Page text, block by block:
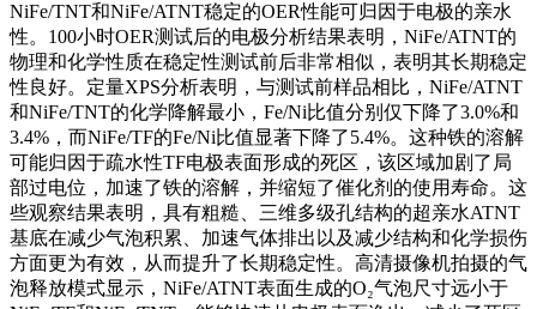
NiFe/TNT和NiFe/ATNT稳定的OER性能可归因于电极的亲水
性。100小时OER测试后的电极分析结果表明，NiFe/ATNT的
物理和化学性质在稳定性测试前后非常相似，表明其长期稳定
性良好。定量XPS分析表明，与测试前样品相比，NiFe/ATNT
和NiFe/TNT的化学降解最小，Fe/Ni比值分别仅下降了3.0%和
3.4%，而NiFe/TF的Fe/Ni比值显著下降了5.4%。这种铁的溶解
可能归因于疏水性TF电极表面形成的死区，该区域加剧了局
部过电位，加速了铁的溶解，并缩短了催化剂的使用寿命。这
些观察结果表明，具有粗糙、三维多级孔结构的超亲水ATNT
基底在减少气泡积累、加速气体排出以及减少结构和化学损伤
方面更为有效，从而提升了长期稳定性。高清摄像机拍摄的气
泡释放模式显示，NiFe/ATNT表面生成的O₂气泡尺寸远小于